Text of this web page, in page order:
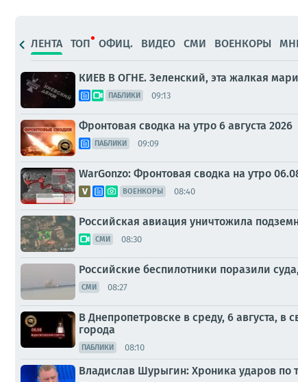
ЛЕНТА ТОП ОФИЦ. ВИДЕО СМИ ВОЕНКОРЫ
КИЕВ В ОГНЕ. Зеленский, эта жалкая
ПАБЛИКИ 09:13
Фронтовая сводка на утро 6 августа 2026
ПАБЛИКИ 09:09
WarGonzo: Фронтовая сводка на утро
ВОЕНКОРЫ 08:40
Российская авиация уничтожила
СМИ 08:30
Российские беспилотники поразили
СМИ 08:27
В Днепропетровске в среду, 6 августа,
города
ПАБЛИКИ 08:10
Владислав Шурыгин: Хроника ударов по